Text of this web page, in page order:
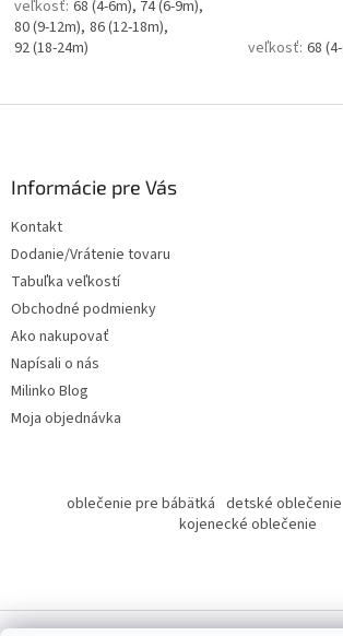
68 (4-6m) 74 (6-9m)
80 (9-12m) 86 (12-18m)
92 (18-24m)
68
Informácie pre Vás
Kontakt
Dodanie/Vrátenie tovaru
Tabuľka veľkostí
Obchodné podmienky
Ako nakupovať
Napísali o nás
Milinko Blog
Moja objednávka
oblečenie pre bábätká detské oblečenie
kojenecké oblečenie